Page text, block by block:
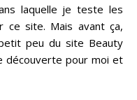
laquelle je teste les
ce site. Mais avant ça,
peu du site Beauty
découverte pour moi et